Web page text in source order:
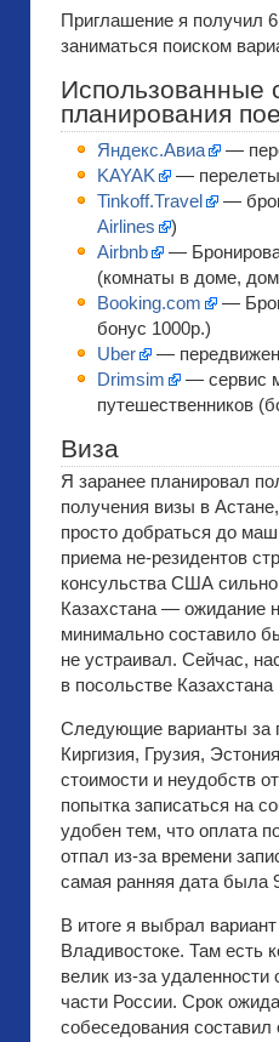
Приглашение я получил
заниматься поиском
Использованные
планирования
Яндекс.Авиа
—
KAYAK
—
Tinkoff.Travel
—
Airlines
)
Airbnb
—
(комнаты в доме,
Booking.com
—
бонус 1000р.)
Uber
—
Drimsim
— сервис
путешественников
Виза
Я заранее планировал
получения визы в
просто добраться до
приема не-резидентов
консульства США
Казахстана — ожидание
минимально составило
не устраивал. Сейчас,
в посольстве
Следующие варианты за
Киргизия, Грузия,
стоимости и неудобств
попытка записаться на
удобен тем, что оплата
отпал из-за времени
самая ранняя дата была
В итоге я выбрал
Владивостоке. Там есть
велик из-за
части России. Срок
собеседования